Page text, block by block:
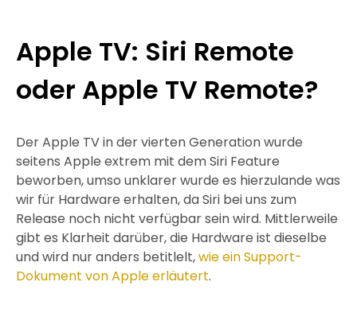
Apple TV: Siri Remote
oder Apple TV Remote?
Der Apple TV in der vierten Generation wurde
seitens Apple extrem mit dem Siri Feature
beworben, umso unklarer wurde es hierzulande was
wir für Hardware erhalten, da Siri bei uns zum
Release noch nicht verfügbar sein wird. Mittlerweile
gibt es Klarheit darüber, die Hardware ist dieselbe
und wird nur anders betitlelt,wie ein Support-
Dokument von Apple erläutert.